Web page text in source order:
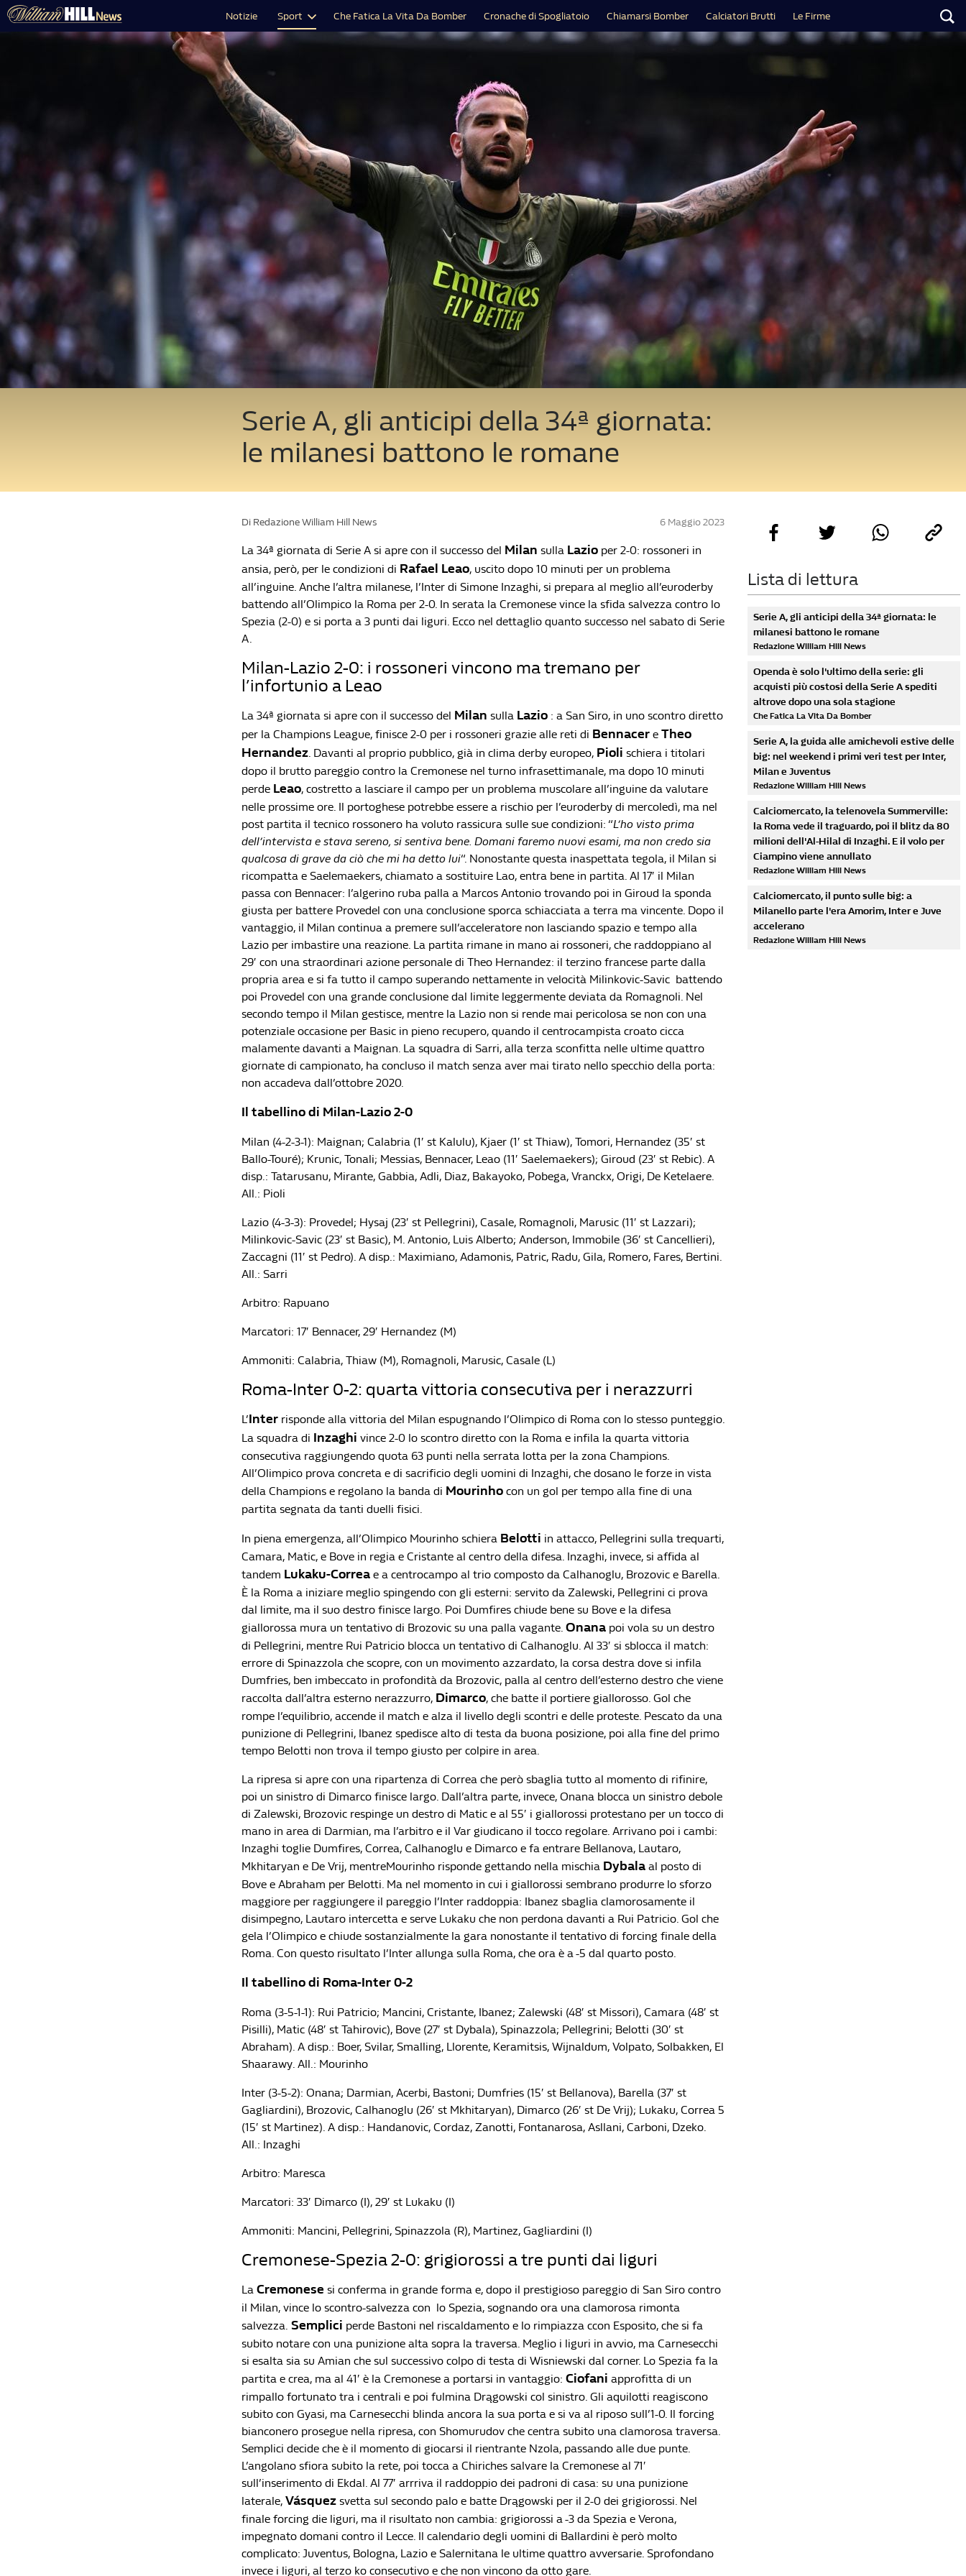
Notizie Sport Che Fatica La Vita Da Bomber Cronache di Spogliatoio Chiamarsi Bomber Calciatori Brutti Le Firme
Serie A, gli anticipi della 34ª giornata:
le milanesi battono le romane
Di Redazione William Hill News 6 Maggio 2023
La 34ª giornata di Serie A si apre con il successo del Milan sulla Lazio per 2-0: rossoneri in
ansia, però, per le condizioni di Rafael Leao, uscito dopo 10 minuti per un problema
all’inguine. Anche l’altra milanese, l’Inter di Simone Inzaghi, si prepara al meglio all’euroderby
battendo all’Olimpico la Roma per 2-0. In serata la Cremonese vince la sfida salvezza contro lo
Spezia (2-0) e si porta a 3 punti dai liguri. Ecco nel dettaglio quanto successo nel sabato di Serie
A.
Milan-Lazio 2-0: i rossoneri vincono ma tremano per
l’infortunio a Leao
La 34ª giornata si apre con il successo del Milan sulla Lazio : a San Siro, in uno scontro diretto
per la Champions League, finisce 2-0 per i rossoneri grazie alle reti di Bennacer e Theo
Hernandez. Davanti al proprio pubblico, già in clima derby europeo, Pioli schiera i titolari
dopo il brutto pareggio contro la Cremonese nel turno infrasettimanale, ma dopo 10 minuti
perde Leao, costretto a lasciare il campo per un problema muscolare all’inguine da valutare
nelle prossime ore. Il portoghese potrebbe essere a rischio per l’euroderby di mercoledì, ma nel
post partita il tecnico rossonero ha voluto rassicura sulle sue condizioni: “L’ho visto prima
dell’intervista e stava sereno, si sentiva bene. Domani faremo nuovi esami, ma non credo sia
qualcosa di grave da ciò che mi ha detto lui“. Nonostante questa inaspettata tegola, il Milan si
ricompatta e Saelemaekers, chiamato a sostituire Lao, entra bene in partita. Al 17′ il Milan
passa con Bennacer: l’algerino ruba palla a Marcos Antonio trovando poi in Giroud la sponda
giusta per battere Provedel con una conclusione sporca schiacciata a terra ma vincente. Dopo il
vantaggio, il Milan continua a premere sull’acceleratore non lasciando spazio e tempo alla
Lazio per imbastire una reazione. La partita rimane in mano ai rossoneri, che raddoppiano al
29′ con una straordinari azione personale di Theo Hernandez: il terzino francese parte dalla
propria area e si fa tutto il campo superando nettamente in velocità Milinkovic-Savic battendo
poi Provedel con una grande conclusione dal limite leggermente deviata da Romagnoli. Nel
secondo tempo il Milan gestisce, mentre la Lazio non si rende mai pericolosa se non con una
potenziale occasione per Basic in pieno recupero, quando il centrocampista croato cicca
malamente davanti a Maignan. La squadra di Sarri, alla terza sconfitta nelle ultime quattro
giornate di campionato, ha concluso il match senza aver mai tirato nello specchio della porta:
non accadeva dall’ottobre 2020.
Il tabellino di Milan-Lazio 2-0
Milan (4-2-3-1): Maignan; Calabria (1′ st Kalulu), Kjaer (1′ st Thiaw), Tomori, Hernandez (35′ st
Ballo-Touré); Krunic, Tonali; Messias, Bennacer, Leao (11′ Saelemaekers); Giroud (23′ st Rebic). A
disp.: Tatarusanu, Mirante, Gabbia, Adli, Diaz, Bakayoko, Pobega, Vranckx, Origi, De Ketelaere.
All.: Pioli
Lazio (4-3-3): Provedel; Hysaj (23′ st Pellegrini), Casale, Romagnoli, Marusic (11′ st Lazzari);
Milinkovic-Savic (23′ st Basic), M. Antonio, Luis Alberto; Anderson, Immobile (36′ st Cancellieri),
Zaccagni (11′ st Pedro). A disp.: Maximiano, Adamonis, Patric, Radu, Gila, Romero, Fares, Bertini.
All.: Sarri
Arbitro: Rapuano
Marcatori: 17′ Bennacer, 29′ Hernandez (M)
Ammoniti: Calabria, Thiaw (M), Romagnoli, Marusic, Casale (L)
Roma-Inter 0-2: quarta vittoria consecutiva per i nerazzurri
L’Inter risponde alla vittoria del Milan espugnando l’Olimpico di Roma con lo stesso punteggio.
La squadra di Inzaghi vince 2-0 lo scontro diretto con la Roma e infila la quarta vittoria
consecutiva raggiungendo quota 63 punti nella serrata lotta per la zona Champions.
All’Olimpico prova concreta e di sacrificio degli uomini di Inzaghi, che dosano le forze in vista
della Champions e regolano la banda di Mourinho con un gol per tempo alla fine di una
partita segnata da tanti duelli fisici.
In piena emergenza, all’Olimpico Mourinho schiera Belotti in attacco, Pellegrini sulla trequarti,
Camara, Matic, e Bove in regia e Cristante al centro della difesa. Inzaghi, invece, si affida al
tandem Lukaku-Correa e a centrocampo al trio composto da Calhanoglu, Brozovic e Barella.
È la Roma a iniziare meglio spingendo con gli esterni: servito da Zalewski, Pellegrini ci prova
dal limite, ma il suo destro finisce largo. Poi Dumfires chiude bene su Bove e la difesa
giallorossa mura un tentativo di Brozovic su una palla vagante. Onana poi vola su un destro
di Pellegrini, mentre Rui Patricio blocca un tentativo di Calhanoglu. Al 33′ si sblocca il match:
errore di Spinazzola che scopre, con un movimento azzardato, la corsa destra dove si infila
Dumfries, ben imbeccato in profondità da Brozovic, palla al centro dell’esterno destro che viene
raccolta dall’altra esterno nerazzurro, Dimarco, che batte il portiere giallorosso. Gol che
rompe l’equilibrio, accende il match e alza il livello degli scontri e delle proteste. Pescato da una
punizione di Pellegrini, Ibanez spedisce alto di testa da buona posizione, poi alla fine del primo
tempo Belotti non trova il tempo giusto per colpire in area.
La ripresa si apre con una ripartenza di Correa che però sbaglia tutto al momento di rifinire,
poi un sinistro di Dimarco finisce largo. Dall’altra parte, invece, Onana blocca un sinistro debole
di Zalewski, Brozovic respinge un destro di Matic e al 55′ i giallorossi protestano per un tocco di
mano in area di Darmian, ma l’arbitro e il Var giudicano il tocco regolare. Arrivano poi i cambi:
Inzaghi toglie Dumfires, Correa, Calhanoglu e Dimarco e fa entrare Bellanova, Lautaro,
Mkhitaryan e De Vrij, mentreMourinho risponde gettando nella mischia Dybala al posto di
Bove e Abraham per Belotti. Ma nel momento in cui i giallorossi sembrano produrre lo sforzo
maggiore per raggiungere il pareggio l’Inter raddoppia: Ibanez sbaglia clamorosamente il
disimpegno, Lautaro intercetta e serve Lukaku che non perdona davanti a Rui Patricio. Gol che
gela l’Olimpico e chiude sostanzialmente la gara nonostante il tentativo di forcing finale della
Roma. Con questo risultato l’Inter allunga sulla Roma, che ora è a -5 dal quarto posto.
Il tabellino di Roma-Inter 0-2
Roma (3-5-1-1): Rui Patricio; Mancini, Cristante, Ibanez; Zalewski (48′ st Missori), Camara (48′ st
Pisilli), Matic (48′ st Tahirovic), Bove (27′ st Dybala), Spinazzola; Pellegrini; Belotti (30′ st
Abraham). A disp.: Boer, Svilar, Smalling, Llorente, Keramitsis, Wijnaldum, Volpato, Solbakken, El
Shaarawy. All.: Mourinho
Inter (3-5-2): Onana; Darmian, Acerbi, Bastoni; Dumfries (15′ st Bellanova), Barella (37′ st
Gagliardini), Brozovic, Calhanoglu (26′ st Mkhitaryan), Dimarco (26′ st De Vrij); Lukaku, Correa 5
(15′ st Martinez). A disp.: Handanovic, Cordaz, Zanotti, Fontanarosa, Asllani, Carboni, Dzeko.
All.: Inzaghi
Arbitro: Maresca
Marcatori: 33′ Dimarco (I), 29′ st Lukaku (I)
Ammoniti: Mancini, Pellegrini, Spinazzola (R), Martinez, Gagliardini (I)
Cremonese-Spezia 2-0: grigiorossi a tre punti dai liguri
La Cremonese si conferma in grande forma e, dopo il prestigioso pareggio di San Siro contro
il Milan, vince lo scontro-salvezza con lo Spezia, sognando ora una clamorosa rimonta
salvezza. Semplici perde Bastoni nel riscaldamento e lo rimpiazza ccon Esposito, che si fa
subito notare con una punizione alta sopra la traversa. Meglio i liguri in avvio, ma Carnesecchi
si esalta sia su Amian che sul successivo colpo di testa di Wisniewski dal corner. Lo Spezia fa la
partita e crea, ma al 41′ è la Cremonese a portarsi in vantaggio: Ciofani approfitta di un
rimpallo fortunato tra i centrali e poi fulmina Drągowski col sinistro. Gli aquilotti reagiscono
subito con Gyasi, ma Carnesecchi blinda ancora la sua porta e si va al riposo sull’1-0. Il forcing
bianconero prosegue nella ripresa, con Shomurudov che centra subito una clamorosa traversa.
Semplici decide che è il momento di giocarsi il rientrante Nzola, passando alle due punte.
L’angolano sfiora subito la rete, poi tocca a Chiriches salvare la Cremonese al 71′
sull’inserimento di Ekdal. Al 77′ arrriva il raddoppio dei padroni di casa: su una punizione
laterale, Vásquez svetta sul secondo palo e batte Drągowski per il 2-0 dei grigiorossi. Nel
finale forcing die liguri, ma il risultato non cambia: grigiorossi a -3 da Spezia e Verona,
impegnato domani contro il Lecce. Il calendario degli uomini di Ballardini è però molto
complicato: Juventus, Bologna, Lazio e Salernitana le ultime quattro avversarie. Sprofondano
invece i liguri, al terzo ko consecutivo e che non vincono da otto gare.
Lista di lettura
Serie A, gli anticipi della 34ª giornata: le
milanesi battono le romane
Redazione William Hill News
Openda è solo l'ultimo della serie: gli
acquisti più costosi della Serie A spediti
altrove dopo una sola stagione
Che Fatica La Vita Da Bomber
Serie A, la guida alle amichevoli estive delle
big: nel weekend i primi veri test per Inter,
Milan e Juventus
Redazione William Hill News
Calciomercato, la telenovela Summerville:
la Roma vede il traguardo, poi il blitz da 80
milioni dell'Al-Hilal di Inzaghi. E il volo per
Ciampino viene annullato
Redazione William Hill News
Calciomercato, il punto sulle big: a
Milanello parte l'era Amorim, Inter e Juve
accelerano
Redazione William Hill News